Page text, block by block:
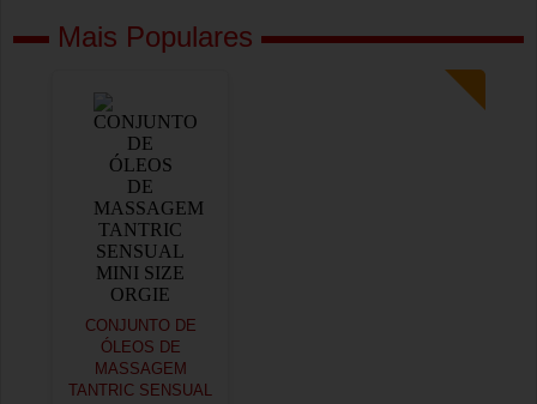
Mais Populares
CONJUNTO DE
ÓLEOS DE
MASSAGEM
TANTRIC SENSUAL